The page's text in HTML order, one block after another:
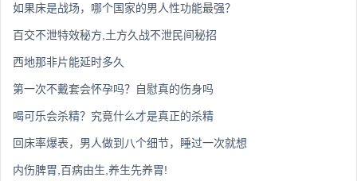
如果床是战场，哪个国家的男人性功能最强？
百交不泄特效秘方,土方久战不泄民间秘招
西地那非片能延时多久
第一次不戴套会怀孕吗？自慰真的伤身吗
喝可乐会杀精？究竟什么才是真正的杀精
回床率爆表，男人做到八个细节，睡过一次就想
内伤脾胃,百病由生,养生先养胃!